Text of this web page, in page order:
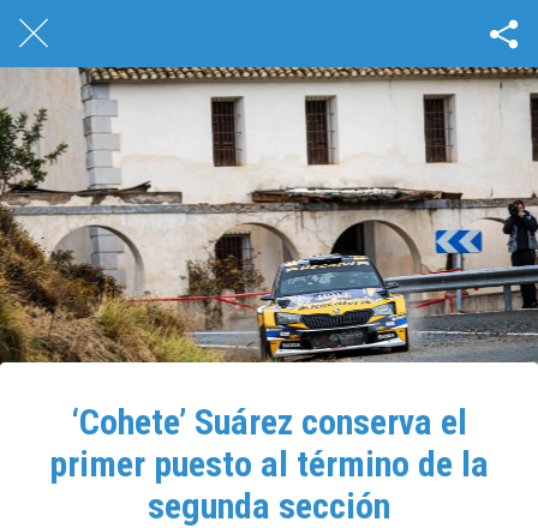
‘Cohete’ Suárez conserva el
primer puesto al término de la
segunda sección